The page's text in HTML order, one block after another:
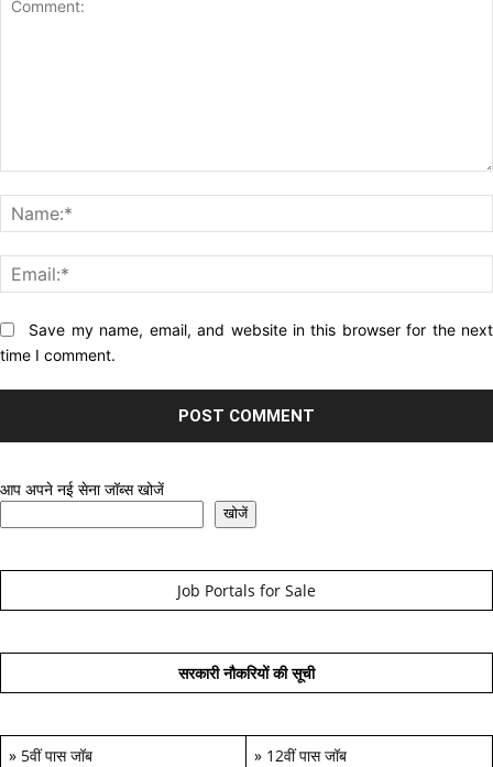
Website:Save my name, email, and website in this browser for the next
time I comment.
आप अपने नई सेना जॉब्स खोजें
खोजें
Job Portals for Sale
सरकारी नौकरियों की सूची
» 5वीं पास जॉब » 12वीं पास जॉब